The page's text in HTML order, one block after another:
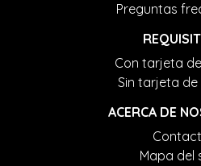
Preguntas
Con tarjeta
Sin tarjeta
ACERCA DE
Mapa del